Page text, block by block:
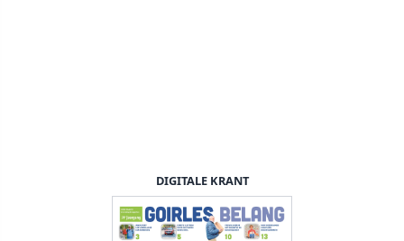
DIGITALE KRANT